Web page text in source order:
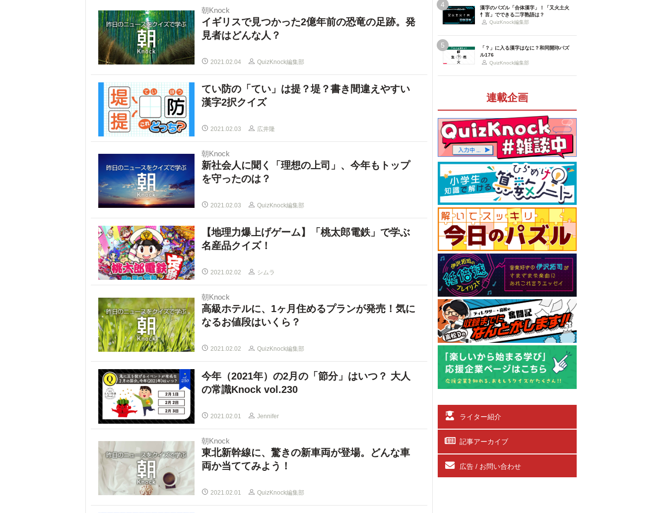
朝Knock
イギリスで見つかった2億年前の恐竜の足跡。発
見者はどんな人？
2021.02.04 QuizKnock編集部
てい防の「てい」は提？堤？書き間違えやすい
漢字2択クイズ
2021.02.03 広井隆
朝Knock
新社会人に聞く「理想の上司」、今年もトップ
を守ったのは？
2021.02.03 QuizKnock編集部
【地理力爆上げゲーム】「桃太郎電鉄」で学ぶ
名産品クイズ！
2021.02.02 シムラ
朝Knock
高級ホテルに、1ヶ月住めるプランが発売！気に
なるお値段はいくら？
2021.02.02 QuizKnock編集部
今年（2021年）の2月の「節分」はいつ？ 大人
の常識Knock vol.230
2021.02.01 Jennifer
朝Knock
東北新幹線に、驚きの新車両が登場。どんな車
両か当ててみよう！
2021.02.01 QuizKnock編集部
4
漢字のパズル「合体漢字」！「又火土火
忄言」でできる二字熟語は？
QuizKnock編集部
5
「？」に入る漢字はなに？和同開珎パズ
ル176
QuizKnock編集部
連載企画
ライター紹介
記事アーカイブ
広告 / お問い合わせ